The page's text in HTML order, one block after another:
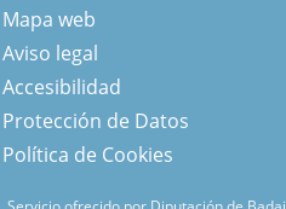
Mapa web
Aviso legal
Accesibilidad
Protección de Datos
Política de Cookies